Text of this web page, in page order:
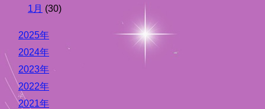
1月 (30)
2025年
2024年
2023年
2022年
2021年